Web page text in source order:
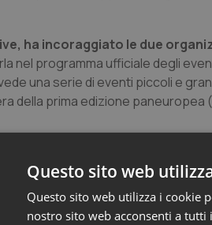
ha incoraggiato le due
nel programma ufficiale degli
una serie di eventi piccoli e
della prima edizione paneuropea
Questo sito web
Questo sito web utilizza i cookie
nostro sito web acconsenti a